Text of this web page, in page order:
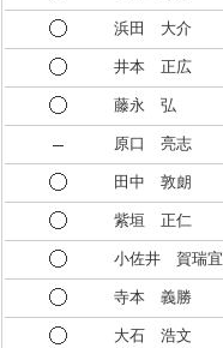
浜田 大介
井本 正広
藤永 弘
原口 亮志
田中 敦朗
紫垣 正仁
小佐井 賀瑞宜
寺本 義勝
大石 浩文